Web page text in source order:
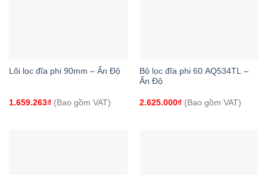
Lõi lọc đĩa phi 90mm – Ấn Độ
1.659.263₫(Bao gồm VAT)
Bộ lọc đĩa phi 60 AQ534TL –
Ấn Độ
2.625.000₫(Bao gồm VAT)